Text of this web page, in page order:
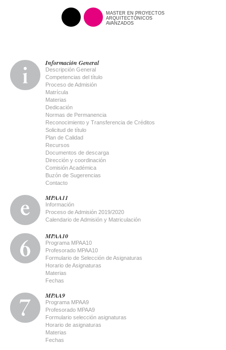
MASTER EN PROYECTOS
ARQUITECTÓNICOS
AVANZADOS
Información General
Descripción General
Competencias del título
Proceso de Admisión
Matrícula
Materias
Dedicación
Normas de Permanencia
Reconocimiento y Transferencia de Créditos
Solicitud de título
Plan de Calidad
Recursos
Documentos de descarga
Dirección y coordinación
Comisión Académica
Buzón de Sugerencias
Contacto
MPAA11
Información
Proceso de Admisión 2019/2020
Calendario de Admisión y Matriculación
MPAA10
Programa MPAA10
Profesorado MPAA10
Formulario de Selección de Asignaturas
Horario de Asignaturas
Materias
Fechas
MPAA9
Programa MPAA9
Profesorado MPAA9
Formulario selección asignaturas
Horario de asignaturas
Materias
Fechas